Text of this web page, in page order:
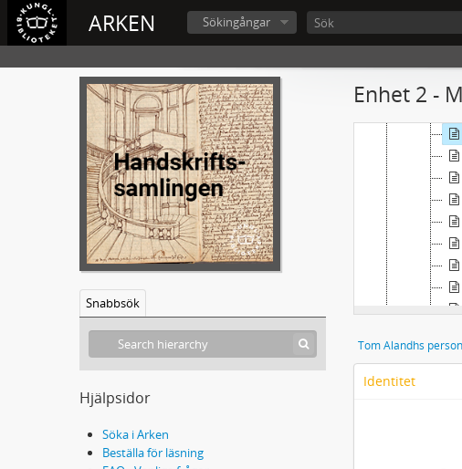
ARKEN Sökingångar
Snabbsök
Hjälpsidor
Söka i Arken
Beställa för läsning
Enhet 2 -
4 -
5 -
6
3 -
Tom Alandhs
Identitet